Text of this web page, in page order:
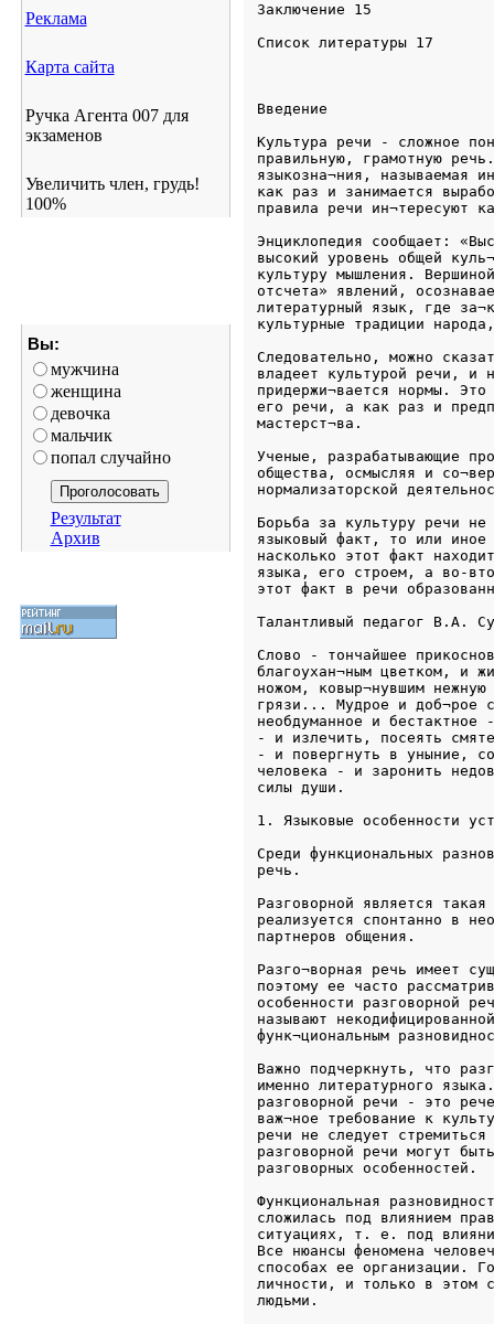
Реклама
Карта сайта
Ручка Агента 007 для
экзаменов
Увеличить член, грудь!
100%
Вы:
мужчина
женщина
девочка
мальчик
попал случайно
Результат
Архив
Заключение 15
Культура речи - сложное
правильную, грамотную
языкозна¬ния, называемая
как раз и занимается
правила речи ин¬тересуют
Энциклопедия сообщает:
высокий уровень общей
культуру мышления.
отсчета» явлений,
литературный язык, где
культурные традиции
Следовательно, можно
владеет культурой речи, и
придержи¬вается нормы.
его речи, а как раз и
мастерст¬ва.
Ученые, разрабатывающие
общества, осмысляя и
нормализаторской
Борьба за культуру речи
языковый факт, то или иное
насколько этот факт
языка, его строем, а во-
этот факт в речи
Талантливый педагог В.А.
Слово - тончайшее
благоухан¬ным цветком, и
ножом, ковыр¬нувшим
грязи... Мудрое и доб¬рое
необдуманное и
- и излечить, посеять
- и повергнуть в уныние,
человека - и заронить
Среди функциональных
речь.
Разговорной является
реализуется спонтанно в
партнеров общения.
Разго¬ворная речь имеет
поэтому ее часто
особенности разговорной
называют
функ¬циональным
Важно подчеркнуть, что
именно литературного
разговорной речи - это
важ¬ное требование к
речи не следует
разговорной речи могут
разговорных особенностей.
Функциональная
сложилась под влиянием
ситуациях, т. е. под
Все нюансы феномена
способах ее организации.
личности, и только в этом
людьми.